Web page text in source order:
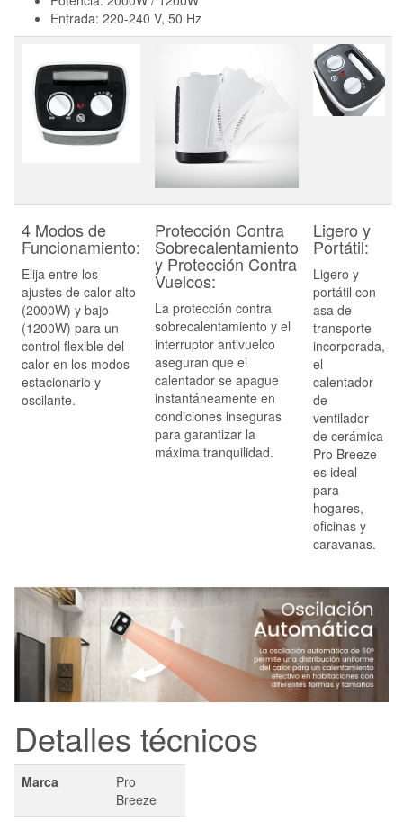
Entrada: 220-240 V, 50 Hz
4 Modos de
Funcionamiento:
Elija entre los
ajustes de calor alto
(2000W) y bajo
(1200W) para un
control flexible del
calor en los modos
estacionario y
oscilante.
Protección Contra
Sobrecalentamiento
y Protección Contra
Vuelcos:
La protección contra
sobrecalentamiento y el
interruptor antivuelco
aseguran que el
calentador se apague
instantáneamente en
condiciones inseguras
para garantizar la
máxima tranquilidad.
Ligero y
Portátil:
Ligero y
portátil con
asa de
transporte
incorporada,
el
calentador
de
ventilador
de cerámica
Pro Breeze
es ideal
para
hogares,
oficinas y
caravanas.
Detalles técnicos
Marca
Pro
Breeze